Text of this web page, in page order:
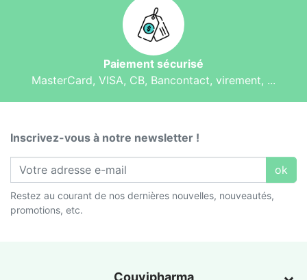
Paiement sécurisé
MasterCard, VISA, CB, Bancontact, virement, ...
Inscrivez-vous à notre newsletter !
ok
Restez au courant de nos dernières nouvelles, nouveautés,
promotions, etc.
Couvipharma